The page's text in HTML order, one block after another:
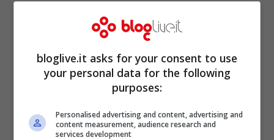
bloglive.it asks for your consent to use
your personal data for the following
purposes:
Personalised advertising and content, advertising and
content measurement, audience research and
services development